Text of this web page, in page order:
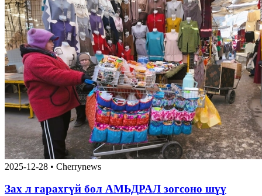
2025-12-28 • Cherrynews
Зах л гарахгүй бол АМЬДРАЛ зогсоно шүү